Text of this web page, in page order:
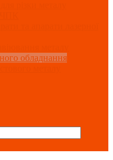
обладнання